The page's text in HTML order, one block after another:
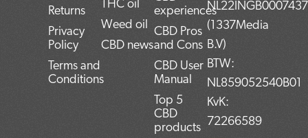
(1337Media
B.V)
BTW:
NL859052540B01
KvK:
72266589
Returns
Privacy
Policy
Terms and
Conditions
THC oil
Weed oil
CBD news
experiences
CBD Pros
and Cons
CBD User
Manual
Top 5
CBD
products